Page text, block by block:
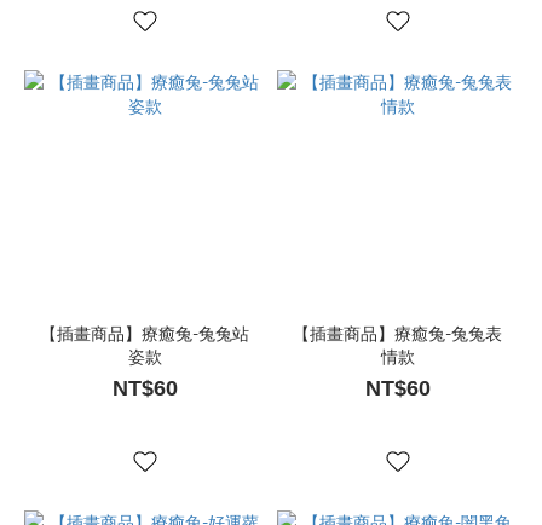
【插畫商品】療癒兔-兔兔站
姿款
NT$60
【插畫商品】療癒兔-兔兔表
情款
NT$60